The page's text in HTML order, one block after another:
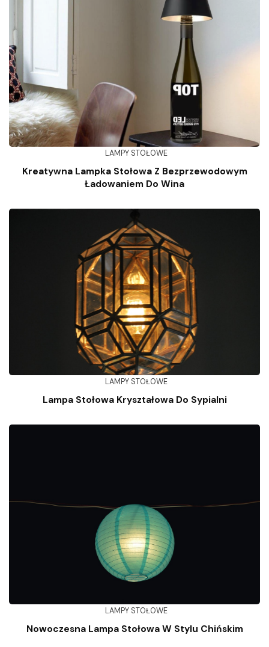
LAMPY STOŁOWE
Kreatywna Lampka Stołowa Z Bezprzewodowym
Ładowaniem Do Wina
LAMPY STOŁOWE
Lampa Stołowa Kryształowa Do Sypialni
LAMPY STOŁOWE
Nowoczesna Lampa Stołowa W Stylu Chińskim